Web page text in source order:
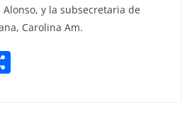
Alonso, y la subsecretaria de
Carolina Am.